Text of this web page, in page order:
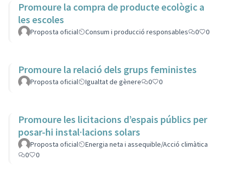
Promoure la compra de producte ecològic a
les escoles
Proposta oficial Consum i producció responsables 0 0
Promoure la relació dels grups feministes
Proposta oficial Igualtat de gènere 0 0
Promoure les licitacions d’espais públics per
posar-hi instal·lacions solars
Proposta oficial
Energia neta i assequible/Acció climàtica
0
0